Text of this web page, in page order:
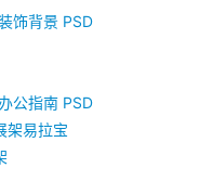
饰背景 PSD
公指南 PSD
架易拉宝